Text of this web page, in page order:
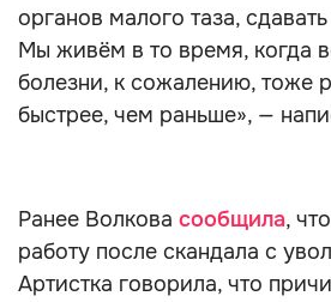
органов малого таза,
Мы живём в то время, когда
болезни, к сожалению, тоже
быстрее, чем раньше», —
Ранее Волкова сообщила,
работу после скандала с
Артистка говорила, что